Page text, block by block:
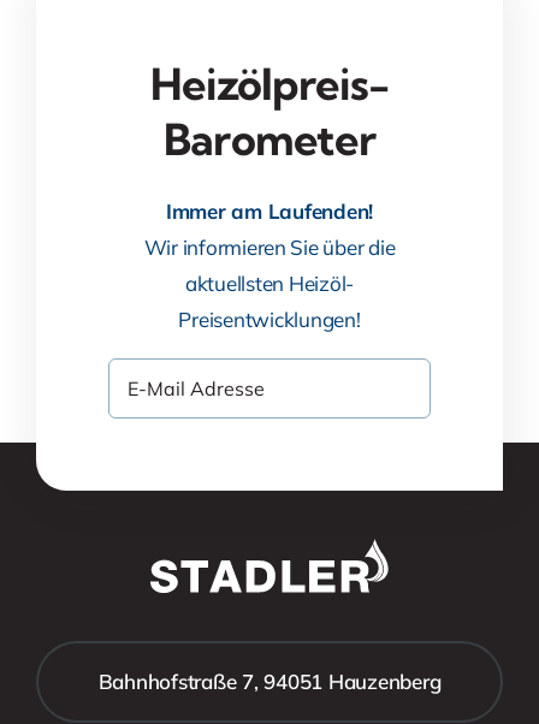
Heizölpreis-
Barometer
Immer am Laufenden!
Wir informieren Sie über die
aktuellsten Heizöl-
Preisentwicklungen!
Bahnhofstraße 7, 94051 Hauzenberg